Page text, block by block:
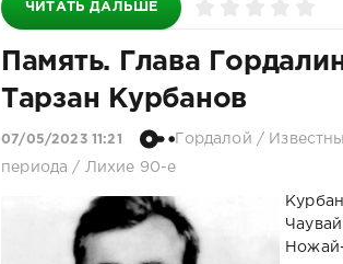
ЧИТАТЬ ДАЛЬШЕ
Память. Глава
Тарзан Курбанов
07/05/2023 11:21 Гордалой /
периода / Лихие 90-е